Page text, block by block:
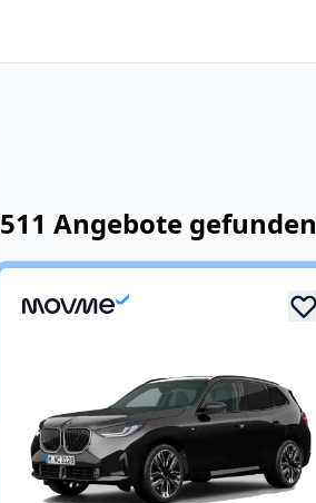
511 Angebote gefunden